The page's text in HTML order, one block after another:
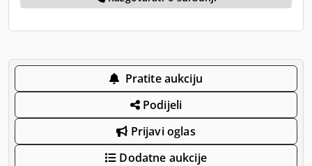
Pratite aukciju
Podijeli
Prijavi oglas
Dodatne aukcije